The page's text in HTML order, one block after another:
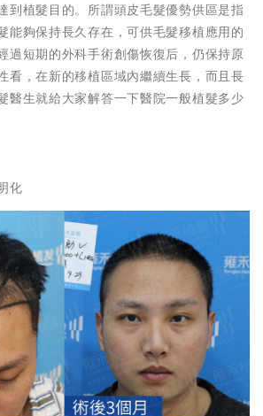
到植髮目的。所謂頭皮毛髮優勢供區是指
能夠保持長久存在，可供毛髮移植應用的
過短期的外科手術創傷恢復后，仍保持原
看，在新的移植區域內繼續生長，而且長
醫生就給大家解答一下醫院一般植髮多少
化